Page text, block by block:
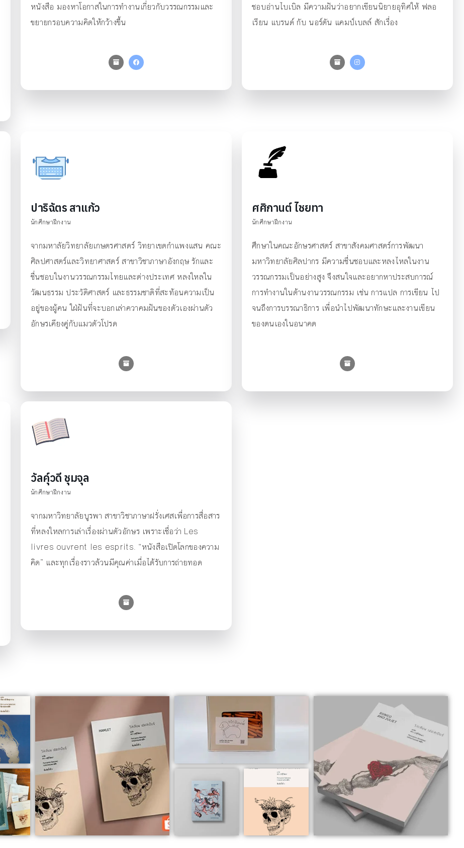
หนังสือ มองหาโอกาสในการทำงานเกี่ยวกับวรรณกรรมและ
ขยายกรอบความคิดให้กว้างขึ้น
ชอบอ่านไบเบิล มีความฝันว่าอยากเขียนนิยายอุทิศให้ ฟลอ
เรียน แบรนด์ กับ นอร์ตัน แคมป์เบลล์ สักเรื่อง
ปาริฉัตร สาแก้ว
นักศึกษาฝึกงาน
จากมหาลัยวิทยาลัยเกษตรศาสตร์ วิทยาเขตกำแพงแสน คณะ
ศิลปศาสตร์และวิทยาศาสตร์ สาขาวิชาภาษาอังกฤษ รักและ
ชื่นชอบในงานวรรณกรรมไทยและต่างประเทศ หลงใหลใน
วัฒนธรรม ประวัติศาสตร์ และธรรมชาติที่สะท้อนความเป็น
อยู่ของผู้คน ใฝ่ฝันที่จะบอกเล่าควาคมฝันของตัวเองผ่านตัว
อักษรเคียงคู่กับแมวตัวโปรด
ศศิกานต์ ไชยทา
นักศึกษาฝึกงาน
ศึกษาในคณะอักษรศาสตร์ สาขาสังคมศาสตร์การพัฒนา
มหาวิทยาลัยศิลปากร มีความชื่นชอบและหลงไหลในงาน
วรรณกรรมเป็นอย่างสูง จึงสนใจและอยากหาประสบการณ์
การทำงานในด้านงานวรรณกรรม เช่น การแปล การเขียน ไป
จนถึงการบรรณาธิการ เพื่อนำไปพัฒนาทักษะและงานเขียน
ของตนเองในอนาคต
วัลคุ์วดี ชุมจุล
นักศึกษาฝึกงาน
จากมหาวิทยาลัยบูรพา สาขาวิชาภาษาฝรั่งเศสเพื่อการสื่อสาร
ที่หลงใหลการเล่าเรื่องผ่านตัวอักษร เพราะเชื่อว่า Les
livres ouvrent les esprits. “หนังสือเปิดโลกของความ
คิด” และทุกเรื่องราวล้วนมีคุณค่าเมื่อได้รับการถ่ายทอด